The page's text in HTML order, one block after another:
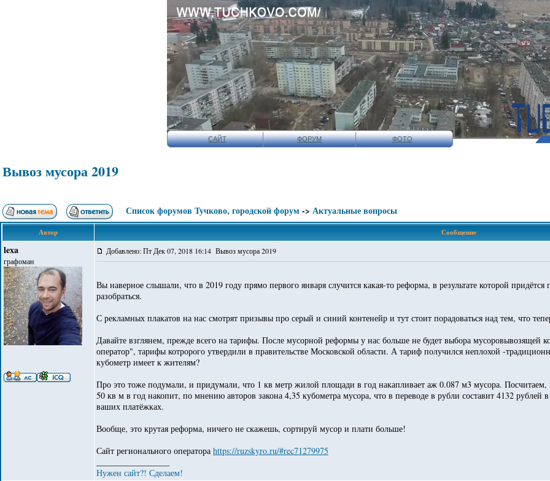
САЙТ ФОРУМ ФОТО
Вывоз мусора 2019
Список форумов Тучково, городской форум -> Актуальные вопросы
Автор Сообщение
lexa
графоман
Добавлено: Пт Дек 07, 2018 16:14 Вывоз мусора 2019
Вы наверное слышали, что в 2019 году прямо первого января случится какая-то реформа, в результате которой
разобраться.
С рекламных плакатов на нас смотрят призывы про серый и синий контенейр и тут стоит порадоваться над тем, что
Давайте взглянем, прежде всего на тарифы. После мусорной реформы у нас больше не будет выбора мусоровывозящей
оператор", тарифы котророго утвердили в правительстве Московской области. А тариф получился неплохой -
кубометр имеет к жителям?
Про это тоже подумали, и придумали, что 1 кв метр жилой площади в год накапливает аж 0.087 м3 мусора.
50 кв м в год накопит, по мнению авторов закона 4,35 кубометра мусора, что в переводе в рубли составит 4132 рублей
ваших платёжках.
Вообще, это крутая реформа, ничего не скажешь, сортируй мусор и плати больше!
Сайт регионального оператора https://ruzskyro.ru/#rec71279975
Нужен сайт?! Сделаем!